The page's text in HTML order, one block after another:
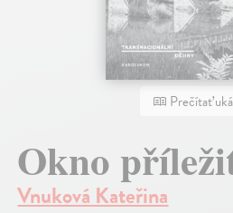
Prečítať
Okno
Vnuková Kateřina